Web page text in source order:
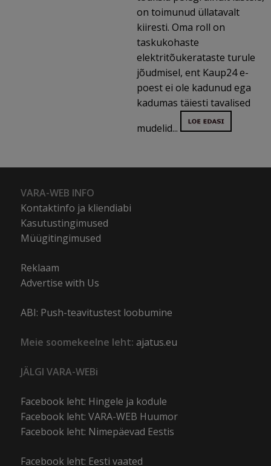
on toimunud üllatavalt
kiiresti. Oma roll on
taskukohaste
elektritõukerataste turule
jõudmisel, ent Kaup24 e-
poest ei ole kadunud ega
kadumas täiesti tavalised
mudelid...
VARA-WEB INFO
Kontaktinfo ja kliendiabi
Kasutustingimused
Müügitingimused
Reklaam
Advertise with Us
ABI: Push-teavitustest loobumine
Meie soomekeelne leht: ajatus.eu
JÄLGI VARA-WEBi
Facebook leht: Hingele ja kodule
Facebook leht: VARA-WEB Huumor
Facebook leht: Nimepäevad Eestis
Facebook leht: Eesti vaated